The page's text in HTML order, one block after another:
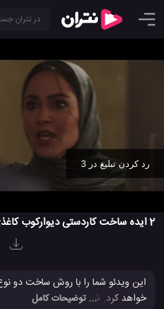
رد کردن تبلیغ در 2
2 ایده ساخت کاردستی دیوارکوب کاغذی برای تزئین دکور
این ویدئو شما را با روش ساخت دو نوع
خواهد کرد. شما نیز می توانید خیلی
... توضیحات کامل